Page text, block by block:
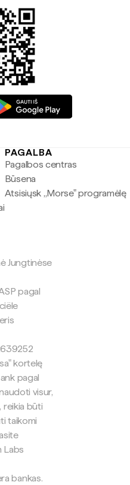
PAGALBA
Pagalbos centras
Būsena
Atsisiųsk „Morse" programėlę
Jungtinėse
pagal
kortelę
pagal
visur,
reikia būti
taikomi
Labs
bankas.